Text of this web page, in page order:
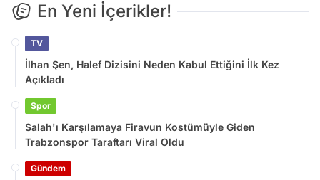
En Yeni İçerikler!
TV
İlhan Şen, Halef Dizisini Neden Kabul Ettiğini İlk Kez
Açıkladı
Spor
Salah'ı Karşılamaya Firavun Kostümüyle Giden
Trabzonspor Taraftarı Viral Oldu
Gündem